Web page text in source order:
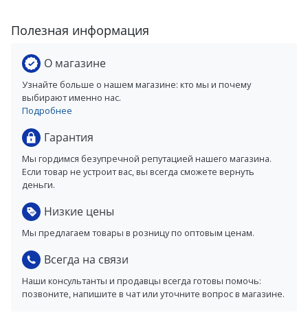
Полезная информация
О магазине
Узнайте больше о нашем магазине: кто мы и почему
выбирают именно нас.
Подробнее
Гарантия
Мы гордимся безупречной репутацией нашего магазина.
Если товар не устроит вас, вы всегда сможете вернуть
деньги.
Низкие цены
Мы предлагаем товары в розницу по оптовым ценам.
Всегда на связи
Наши консультанты и продавцы всегда готовы помочь:
позвоните, напишите в чат или уточните вопрос в магазине.